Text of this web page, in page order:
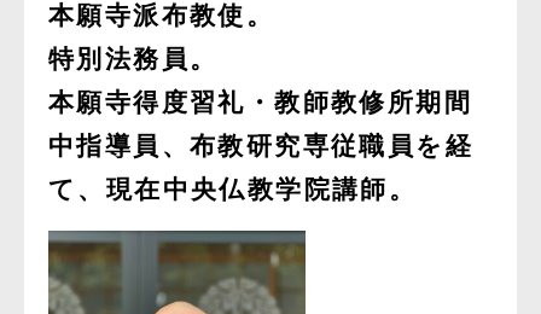
本願寺派布教使。
特別法務員。
本願寺得度習礼・教師教修所期間
中指導員、布教研究専従職員を経
て、現在中央仏教学院講師。